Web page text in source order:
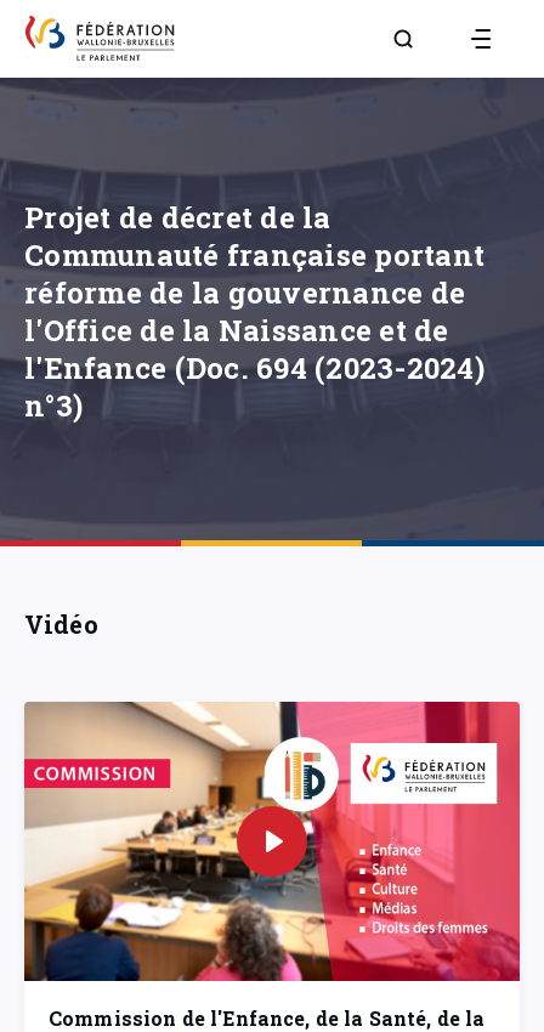
Aller à la page
Projet de décret de la
Communauté française portant
réforme de la gouvernance de
l'Office de la Naissance et de
l'Enfance (Doc. 694 (2023-2024)
n°3)
Vidéo
Commission de l'Enfance, de la Santé, de la